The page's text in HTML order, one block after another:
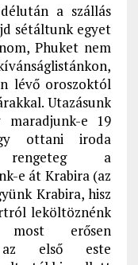
a szállás
sétáltunk egyet
Phuket nem
lévő oroszoktól
Utazásunk
e 19
ottani iroda
rengeteg a
e át Krabira (az
Krabira, hisz
leköltöznénk
most erősen
az első este